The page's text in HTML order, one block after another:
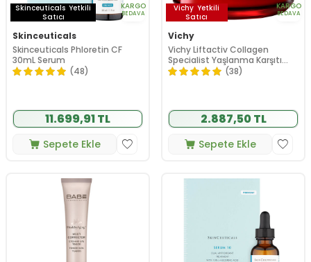
Skinceuticals Yetkili
Satıcı
KARGO
BEDAVA
Skinceuticals
Skinceuticals Phloretin CF
30mL Serum
(48)
11.699,91 TL
Sepete Ekle
Vichy Yetkili
Satıcı
KARGO
BEDAVA
Vichy
Vichy Liftactiv Collagen
Specialist Yaşlanma Karşıtı
Gece Bakım Kremi 50 ml
(38)
2.887,50 TL
Sepete Ekle